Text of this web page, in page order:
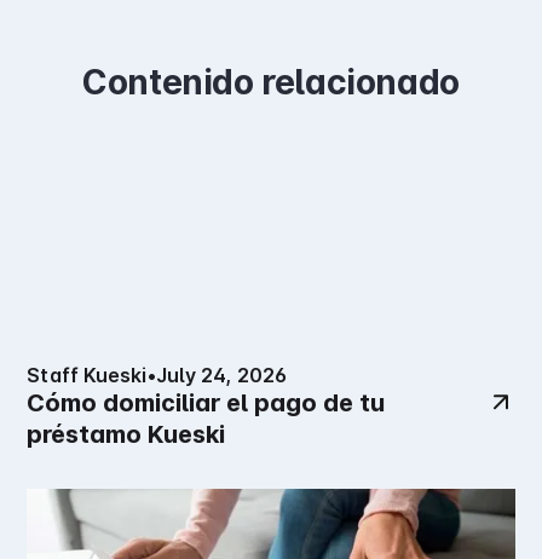
Contenido relacionado
Staff Kueski•July 24, 2026
Cómo domiciliar el pago de tu
préstamo Kueski